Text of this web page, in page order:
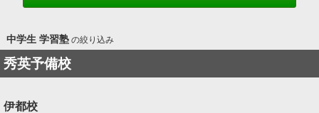
中学生 学習塾の絞り込み
秀英予備校
伊都校